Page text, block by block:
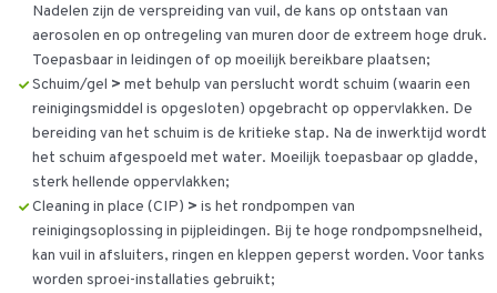
Nadelen zijn de verspreiding van vuil, de kans op ontstaan van
aerosolen en op ontregeling van muren door de extreem hoge druk.
Toepasbaar in leidingen of op moeilijk bereikbare plaatsen;
Schuim/gel > met behulp van perslucht wordt schuim (waarin een
reinigingsmiddel is opgesloten) opgebracht op oppervlakken. De
bereiding van het schuim is de kritieke stap. Na de inwerktijd wordt
het schuim afgespoeld met water. Moeilijk toepasbaar op gladde,
sterk hellende oppervlakken;
Cleaning in place (CIP) > is het rondpompen van
reinigingsoplossing in pijpleidingen. Bij te hoge rondpompsnelheid,
kan vuil in afsluiters, ringen en kleppen geperst worden. Voor tanks
worden sproei-installaties gebruikt;